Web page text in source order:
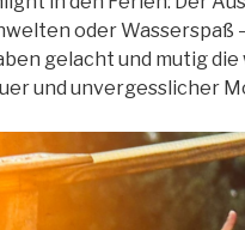
oder Wasserspaß
gelacht und mutig
und unvergesslicher